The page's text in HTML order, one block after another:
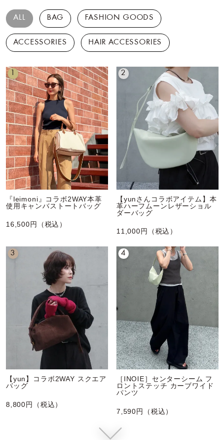
ALL BAG FASHION GOODS
ACCESSORIES HAIR ACCESSORIES
1
『leimoni』コラボ2WAY本革
使用キャンバストートバッグ
16,500円（税込）
2
【yunさんコラボアイテム】本
革ハーフムーンレザーショル
ダーバッグ
11,000円（税込）
3
【yun】コラボ2WAY スクエア
バッグ
8,800円（税込）
4
［INOIE］センターシーム フ
ロントステッチ カーブワイド
パンツ
7,590円（税込）